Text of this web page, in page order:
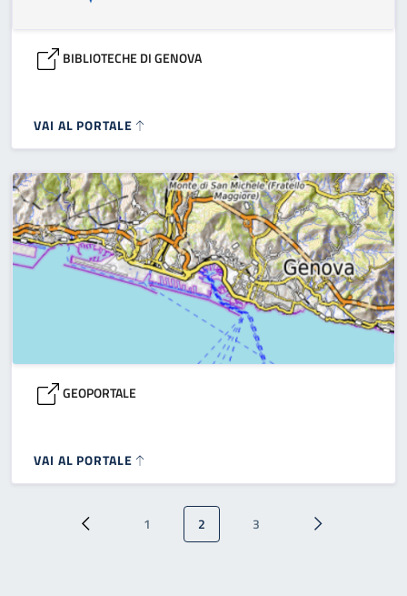
BIBLIOTECHE DI GENOVA
VAI AL PORTALE
GEOPORTALE
VAI AL PORTALE
Paginazione
Pagina precedente
Pagina
1 Pagina attuale
2 Pagina
3 Pagina